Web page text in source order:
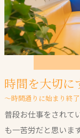
時間を大切に
～時間通りに始まり終
普段お仕事をされて
も一苦労だと思います